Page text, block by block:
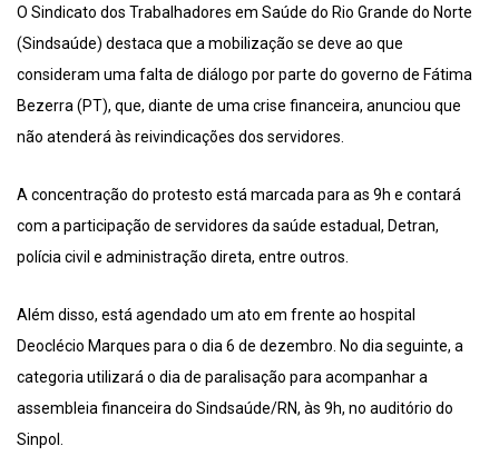
O Sindicato dos Trabalhadores em Saúde do Rio Grande do Norte
(Sindsaúde) destaca que a mobilização se deve ao que
consideram uma falta de diálogo por parte do governo de Fátima
Bezerra (PT), que, diante de uma crise financeira, anunciou que
não atenderá às reivindicações dos servidores.
A concentração do protesto está marcada para as 9h e contará
com a participação de servidores da saúde estadual, Detran,
polícia civil e administração direta, entre outros.
Além disso, está agendado um ato em frente ao hospital
Deoclécio Marques para o dia 6 de dezembro. No dia seguinte, a
categoria utilizará o dia de paralisação para acompanhar a
assembleia financeira do Sindsaúde/RN, às 9h, no auditório do
Sinpol.